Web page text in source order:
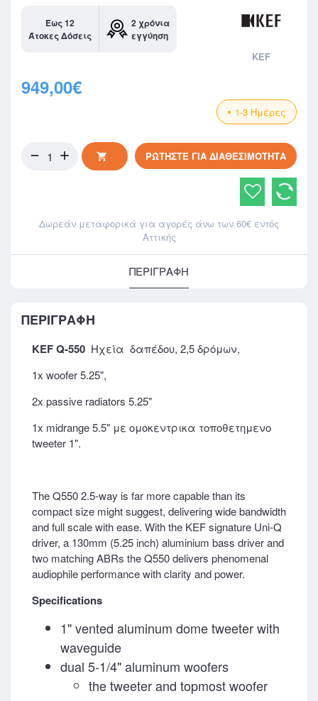
Έως 12
Άτοκες Δόσεις
2 χρόνια
εγγύηση
KEF
949,00€
1-3 Ημέρες
ΡΩΤΉΣΤΕ ΓΙΑ ΔΙΑΘΕΣΙΜΌΤΗΤΑ
Δωρεάν μεταφορικά για αγορές άνω των 60€ εντός
Αττικής
ΠΕΡΙΓΡΑΦΉ
ΠΕΡΙΓΡΑΦΉ
KEF Q-550 Hχεία δαπέδου, 2,5 δρόμων,
1x woofer 5.25",
2x passive radiators 5.25"
1x midrange 5.5" με ομοκεντρικα τοποθετημενο
tweeter 1".
The Q550 2.5-way is far more capable than its
compact size might suggest, delivering wide bandwidth
and full scale with ease. With the KEF signature Uni-Q
driver, a 130mm (5.25 inch) aluminium bass driver and
two matching ABRs the Q550 delivers phenomenal
audiophile performance with clarity and power.
Specifications
1" vented aluminum dome tweeter with
waveguide
dual 5-1/4" aluminum woofers
the tweeter and topmost woofer